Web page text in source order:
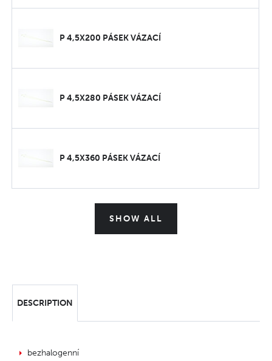
P 4,5X200 PÁSEK VÁZACÍ
P 4,5X280 PÁSEK VÁZACÍ
P 4,5X360 PÁSEK VÁZACÍ
SHOW ALL
DESCRIPTION
bezhalogenní